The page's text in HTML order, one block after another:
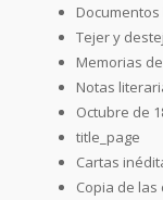
Tejer y
Memorias
Notas
Octubre de
title_page
Cartas
Copia de